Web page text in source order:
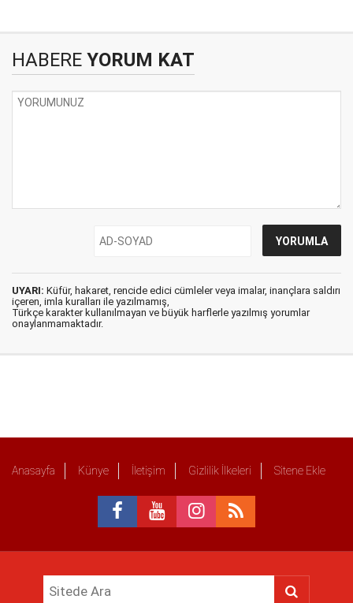
HABERE YORUM KAT
UYARI: Küfür, hakaret, rencide edici cümleler veya imalar, inançlara saldırı
içeren, imla kuralları ile yazılmamış,
Türkçe karakter kullanılmayan ve büyük harflerle yazılmış yorumlar
onaylanmamaktadır.
Anasayfa Künye İletişim Gizlilik İlkeleri Sitene Ekle